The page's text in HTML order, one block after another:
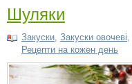
Шуляки
Закуски, Закуски овочеві,
Рецепти на кожен день